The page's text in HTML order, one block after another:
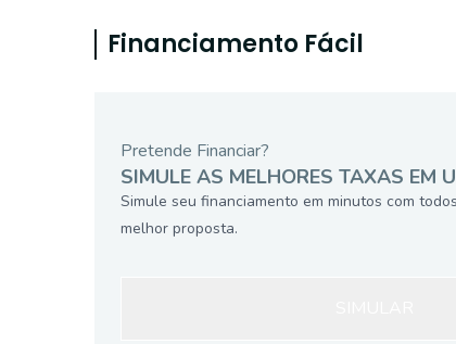
Financiamento Fácil
Pretende Financiar?
SIMULE AS MELHORES TAXAS EM
Simule seu financiamento em minutos com
melhor proposta.